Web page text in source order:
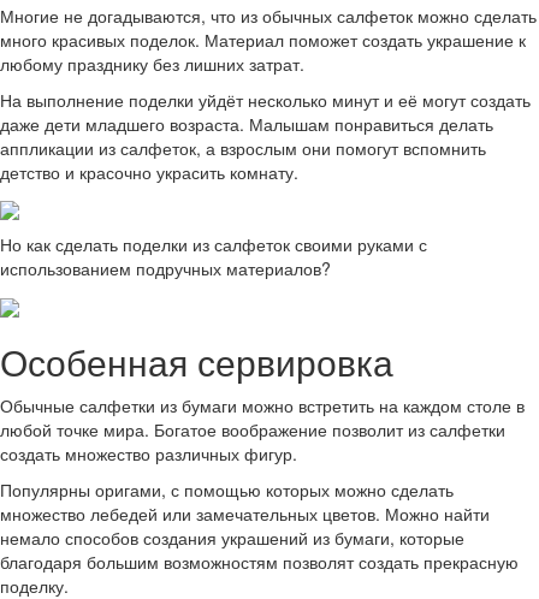
Многие не догадываются, что из обычных салфеток можно сделать
много красивых поделок. Материал поможет создать украшение к
любому празднику без лишних затрат.
На выполнение поделки уйдёт несколько минут и её могут создать
даже дети младшего возраста. Малышам понравиться делать
аппликации из салфеток, а взрослым они помогут вспомнить
детство и красочно украсить комнату.
Но как сделать поделки из салфеток своими руками с
использованием подручных материалов?
Особенная сервировка
Обычные салфетки из бумаги можно встретить на каждом столе в
любой точке мира. Богатое воображение позволит из салфетки
создать множество различных фигур.
Популярны оригами, с помощью которых можно сделать
множество лебедей или замечательных цветов. Можно найти
немало способов создания украшений из бумаги, которые
благодаря большим возможностям позволят создать прекрасную
поделку.